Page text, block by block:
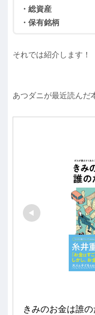
・総資産
・保有銘柄
それでは紹介します！
あつダニが最近読んだ
きみのお金は誰